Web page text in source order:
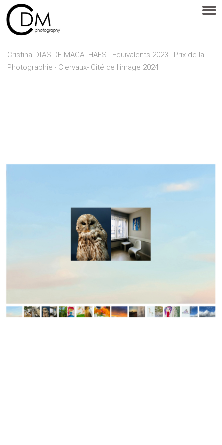
Cristina DIAS DE MAGALHAES - Equivalents 2023 - Prix de la
Photographie - Clervaux- Cité de l'image 2024